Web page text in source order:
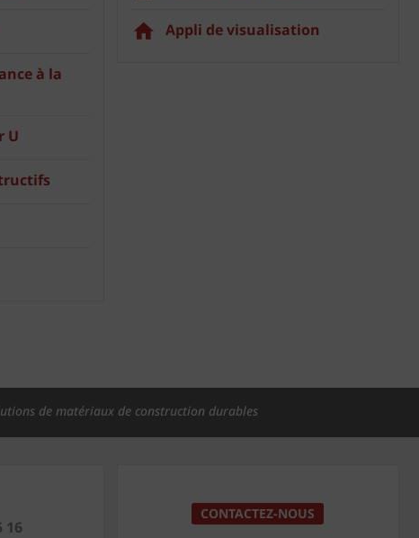
à la
U
Appli de visualisation
de matériaux de construction durables
16
CONTACTEZ-NOUS